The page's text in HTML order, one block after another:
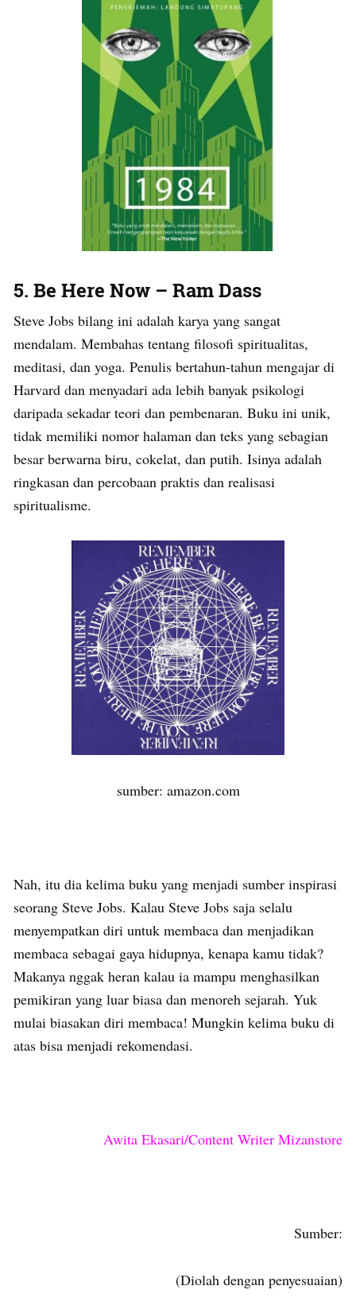
5. Be Here Now – Ram Dass
Steve Jobs bilang ini adalah karya yang sangat
mendalam. Membahas tentang filosofi spiritualitas,
meditasi, dan yoga. Penulis bertahun-tahun mengajar di
Harvard dan menyadari ada lebih banyak psikologi
daripada sekadar teori dan pembenaran. Buku ini unik,
tidak memiliki nomor halaman dan teks yang sebagian
besar berwarna biru, cokelat, dan putih. Isinya adalah
ringkasan dan percobaan praktis dan realisasi
spiritualisme.
sumber: amazon.com
Nah, itu dia kelima buku yang menjadi sumber inspirasi
seorang Steve Jobs. Kalau Steve Jobs saja selalu
menyempatkan diri untuk membaca dan menjadikan
membaca sebagai gaya hidupnya, kenapa kamu tidak?
Makanya nggak heran kalau ia mampu menghasilkan
pemikiran yang luar biasa dan menoreh sejarah. Yuk
mulai biasakan diri membaca! Mungkin kelima buku di
atas bisa menjadi rekomendasi.
Awita Ekasari/Content Writer Mizanstore
Sumber:
(Diolah dengan penyesuaian)